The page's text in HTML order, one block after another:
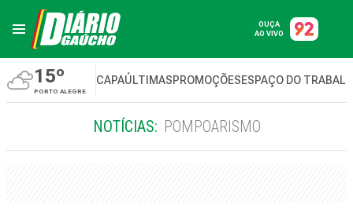
OUÇA
AO VIVO
15º
PORTO ALEGRE
CAPAÚLTIMASPROMOÇÕESESPAÇO DO
NOTÍCIAS: POMPOARISMO